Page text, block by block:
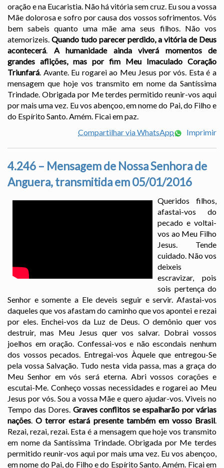
oração e na Eucaristia. Não há vitória sem cruz. Eu sou a vossa
Mãe dolorosa e sofro por causa dos vossos sofrimentos. Vós
bem sabeis quanto uma mãe ama seus filhos. Não vos
atemorizeis. Quando tudo parecer perdido, a vitória de Deus
acontecerá. A humanidade ainda viverá momentos de
grandes aflições, mas por fim Meu Imaculado Coração
Triunfará. Avante. Eu rogarei ao Meu Jesus por vós. Esta é a
mensagem que hoje vos transmito em nome da Santíssima
Trindade. Obrigada por Me terdes permitido reunir-vos aqui
por mais uma vez. Eu vos abençoo, em nome do Pai, do Filho e
do Espírito Santo. Amém. Ficai em paz.
Compartilhar via WhatsApp
Imprimir
4.246 – Mensagem de Nossa Senhora de
Anguera, transmitida em 05/01/2016
Queridos filhos,
afastai-vos do
pecado e voltai-
vos ao Meu Filho
Jesus. Tende
cuidado. Não vos
deixeis
escravizar, pois
sois pertença do
Senhor e somente a Ele deveis seguir e servir. Afastai-vos
daqueles que vos afastam do caminho que vos apontei e rezai
por eles. Enchei-vos da Luz de Deus. O demônio quer vos
destruir, mas Meu Jesus quer vos salvar. Dobrai vossos
joelhos em oração. Confessai-vos e não escondais nenhum
dos vossos pecados. Entregai-vos Àquele que entregou-Se
pela vossa Salvação. Tudo nesta vida passa, mas a graça do
Meu Senhor em vós será eterna. Abri vossos corações e
escutai-Me. Conheço vossas necessidades e rogarei ao Meu
Jesus por vós. Sou a vossa Mãe e quero ajudar-vos. Viveis no
Tempo das Dores. Graves conflitos se espalharão por várias
nações.O terror estará presente também em vosso Brasil.
Rezai, rezai, rezai. Esta é a mensagem que hoje vos transmito
em nome da Santíssima Trindade. Obrigada por Me terdes
permitido reunir-vos aqui por mais uma vez. Eu vos abençoo,
em nome do Pai, do Filho e do Espírito Santo. Amém. Ficai em